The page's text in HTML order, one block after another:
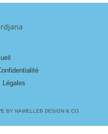
Légales
BY NAWELLEB DESIGN & CO.